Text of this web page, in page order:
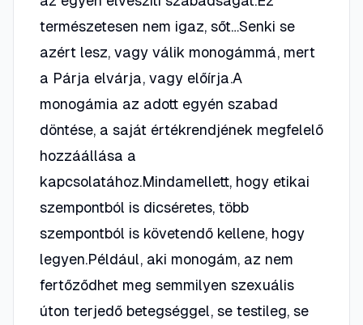
természetesen nem igaz, sőt…Senki se
azért lesz, vagy válik monogámmá, mert
a Párja elvárja, vagy előírja.A
monogámia az adott egyén szabad
döntése, a saját értékrendjének megfelelő
hozzáállása a
kapcsolatához.Mindamellett, hogy etikai
szempontból is dicséretes, több
szempontból is követendő kellene, hogy
legyen.Például, aki monogám, az nem
fertőződhet meg semmilyen szexuális
úton terjedő betegséggel, se testileg, se